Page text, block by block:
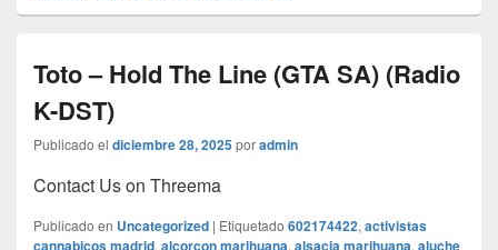
Toto – Hold The Line (GTA SA) (Radio
K-DST)
Publicado el diciembre 28, 2025poradmin
Contact Us on Threema
Publicado en Uncategorized | Etiquetado 602174422, activistas
cannabicos madrid, alcorcon marihuana, alsacia marihuana, aluche